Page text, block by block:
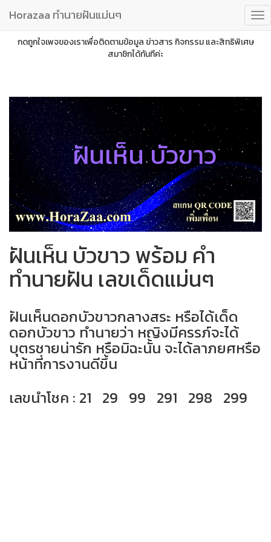
Horazaa ทำนายฝันแม่นๆ
กดถูกใจเพจของเราเพื่อติดตามข้อมูล ข่าวสาร กิจกรรม และสิทธิพิเศษ
สมาชิกได้ทันทีค่ะ
ฝันเห็น บัวขาว
ฝันเห็น บัวขาว พร้อม คำ
ทำนายฝัน เลขเด็ดแม่นๆ
ฝันเห็นดอกบัวขาวกลางสระ หรือได้เด็ด
ดอกบัวขาว ทำนายว่า หญิงมีครรภ์จะได้
บุตรชายน่ารัก หรือมิฉะนั้น จะได้ลาภยศหรือ
หน้าที่การงานดีขึ้น
เลขนำโชค : 21 29 99 291 298 299